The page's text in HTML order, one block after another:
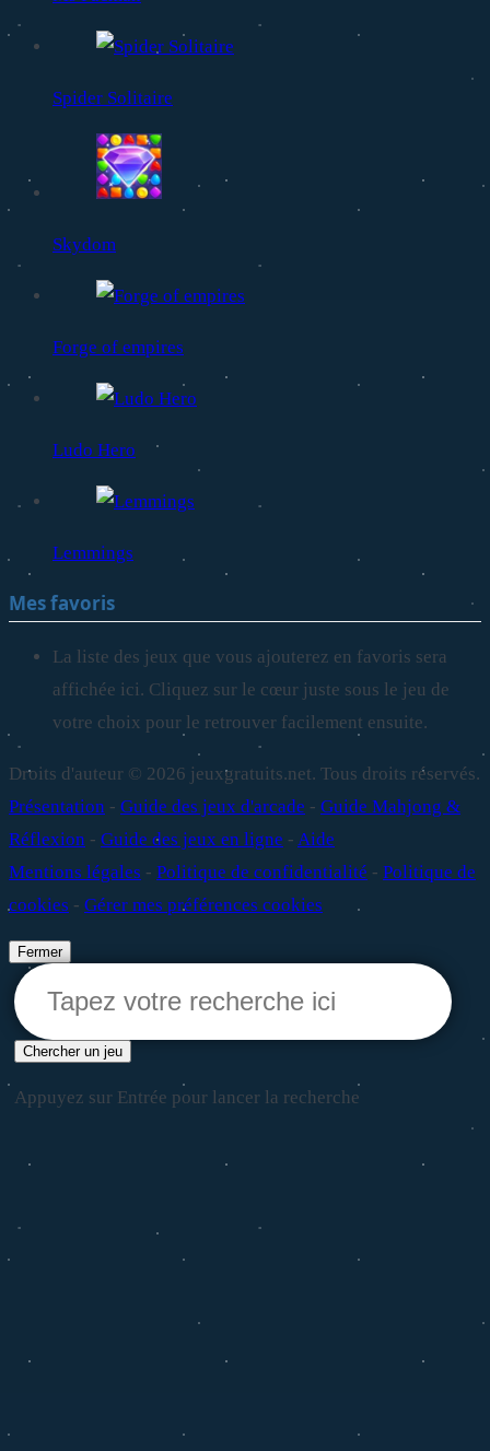
Spider Solitaire
Skydom
Forge of empires
Ludo Hero
Lemmings
Mes favoris
La liste des jeux que vous ajouterez en favoris sera
affichée ici. Cliquez sur le cœur juste sous le jeu de
votre choix pour le retrouver facilement ensuite.
Droits d'auteur © 2026 jeuxgratuits.net. Tous droits réservés.
Présentation - Guide des jeux d'arcade - Guide Mahjong &
Réflexion - Guide des jeux en ligne - Aide
Mentions légales - Politique de confidentialité - Politique de
cookies - Gérer mes préférences cookies
Fermer
Chercher un jeu
Appuyez sur Entrée pour lancer la recherche